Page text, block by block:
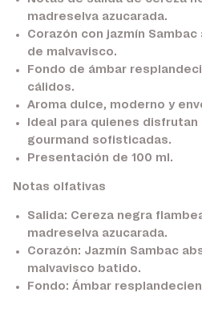
madreselva azucarada.
Corazón con jazmín
de malvavisco.
Fondo de ámbar
cálidos.
Aroma dulce, moderno y
Ideal para quienes
gourmand sofisticadas.
Presentación de 100 ml.
Notas olfativas
Salida: Cereza negra
madreselva azucarada.
Corazón: Jazmín Sambac
malvavisco batido.
Fondo: Ámbar